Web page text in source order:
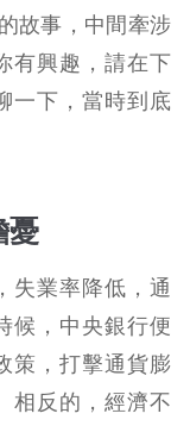
故事，中間牽涉
有興趣，請在下
一下，當時到底
憂
失業率降低，通
候，中央銀行便
策，打擊通貨膨
相反的，經濟不